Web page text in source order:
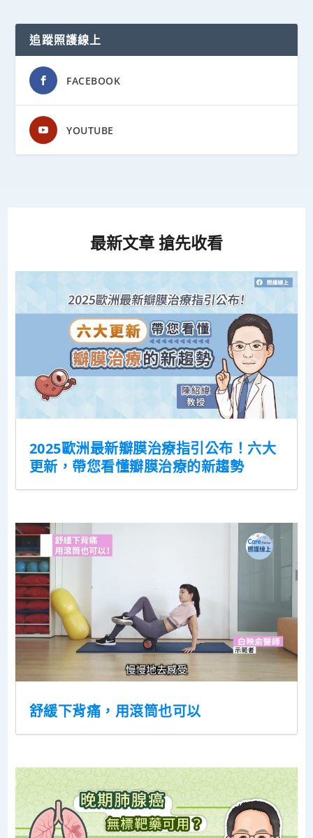
追蹤照護線上
FACEBOOK
YOUTUBE
最新文章 搶先收看
2025歐洲最新瓣膜治療指引公布！六大
更新，帶您看懂瓣膜治療的新趨勢
舒緩下背痛，用滾筒也可以